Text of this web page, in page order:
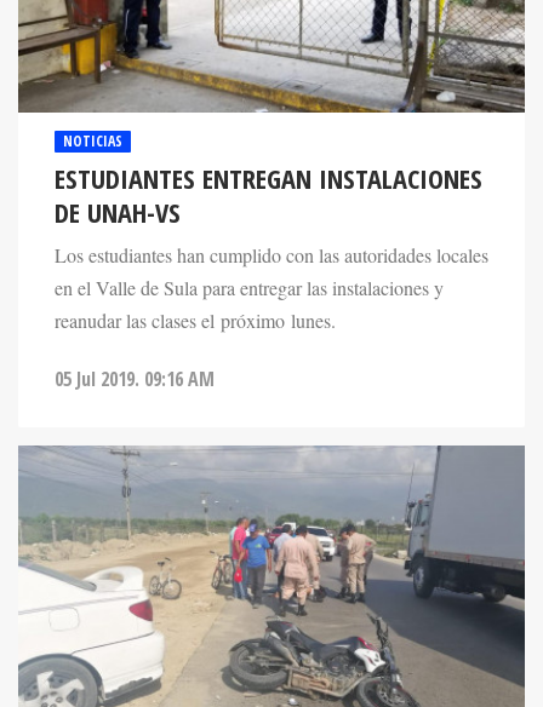
NOTICIAS
ESTUDIANTES ENTREGAN INSTALACIONES
DE UNAH-VS
Los estudiantes han cumplido con las autoridades locales
en el Valle de Sula para entregar las instalaciones y
reanudar las clases el próximo lunes.
05 Jul 2019. 09:16 AM